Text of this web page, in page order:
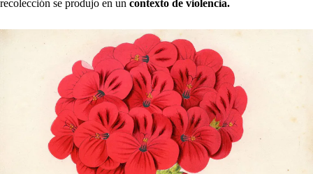
recolección se produjo en un contexto de violencia.